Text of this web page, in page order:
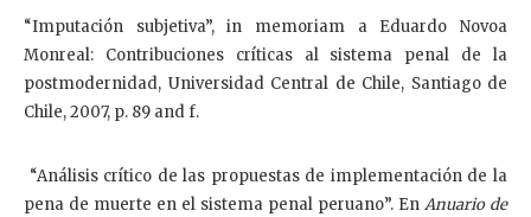
“Imputación subjetiva”, in memoriam a Eduardo Novoa
Monreal: Contribuciones críticas al sistema penal de la
postmodernidad, Universidad Central de Chile, Santiago de
Chile, 2007, p. 89 and f.
“Análisis crítico de las propuestas de implementación de la
pena de muerte en el sistema penal peruano”. En Anuario de